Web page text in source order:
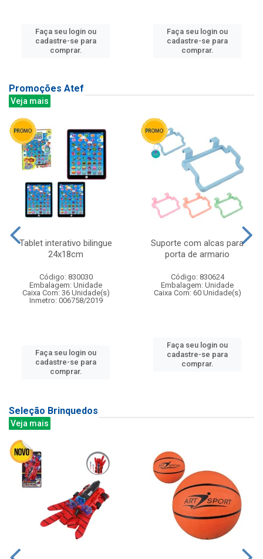
Faça seu login ou
cadastre-se para
comprar.
Faça seu login ou
cadastre-se para
comprar.
Promoções Atef
Veja mais
Tablet interativo bilingue
24x18cm
Código: 830030
Embalagem: Unidade
Caixa Com: 36 Unidade(s)
Inmetro: 006758/2019
Faça seu login ou
cadastre-se para
comprar.
Suporte com alcas para
porta de armario
Código: 830624
Embalagem: Unidade
Caixa Com: 60 Unidade(s)
Faça seu login ou
cadastre-se para
comprar.
Seleção Brinquedos
Veja mais